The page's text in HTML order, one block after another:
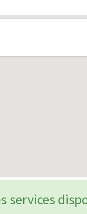
services